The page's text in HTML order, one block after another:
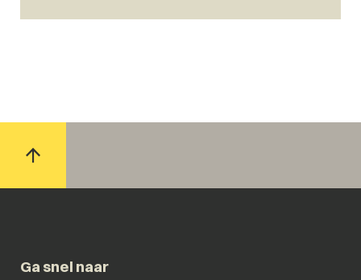
Ga snel naar